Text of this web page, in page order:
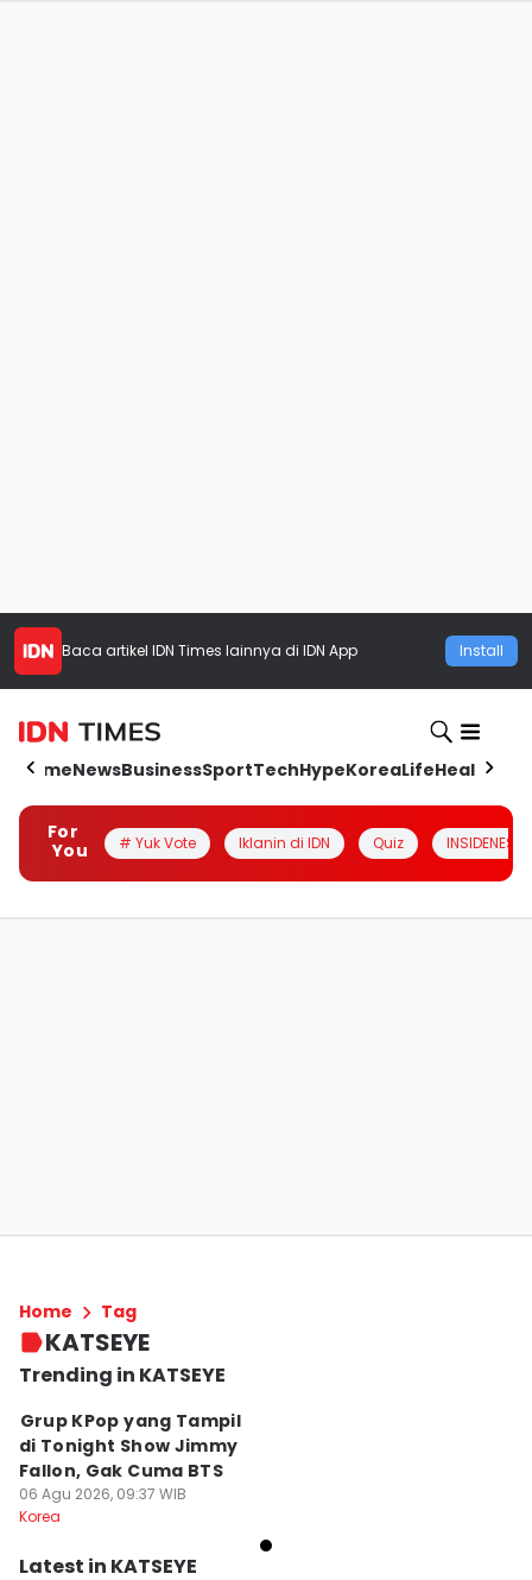
Baca artikel IDN Times lainnya di IDN App Install
HomeNewsBusinessSportTechHypeKoreaLifeHealth
For
You
# Yuk Vote Iklanin di IDN Quiz INSIDENESIA
Home Tag
KATSEYE
Trending in KATSEYE
⁠⁠Grup KPop yang Tampil
di Tonight Show Jimmy
Fallon, Gak Cuma BTS
06 Agu 2026, 09:37 WIB
Korea
Latest in KATSEYE